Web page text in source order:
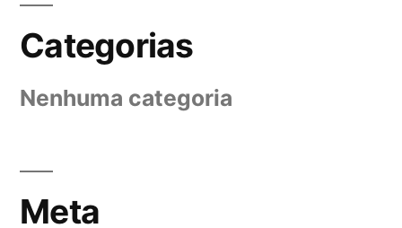
Categorias
Nenhuma categoria
Meta